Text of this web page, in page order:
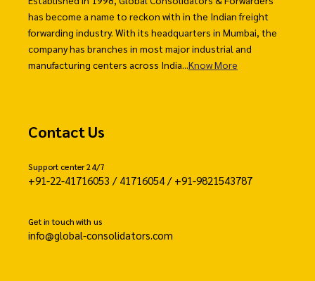
has become a name to reckon with in the Indian freight
forwarding industry. With its headquarters in Mumbai, the
company has branches in most major industrial and
manufacturing centers across India... Know More
Contact Us
Support center 24/7
+91-22-41716053 / 41716054 / +91-9821543787
Get in touch with us
info@global-consolidators.com